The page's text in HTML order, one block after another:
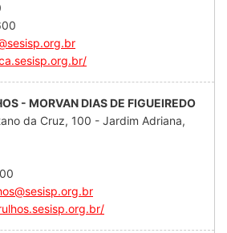
- MORVAN DIAS DE FIGUEIREDO
da Cruz, 100 - Jardim Adriana,